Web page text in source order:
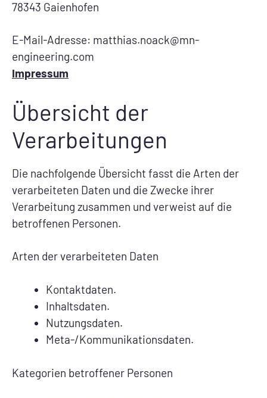
78343 Gaienhofen
E-Mail-Adresse: matthias.noack@mn-
engineering.com
Impressum
Übersicht der
Verarbeitungen
Die nachfolgende Übersicht fasst die Arten der
verarbeiteten Daten und die Zwecke ihrer
Verarbeitung zusammen und verweist auf die
betroffenen Personen.
Arten der verarbeiteten Daten
Kontaktdaten.
Inhaltsdaten.
Nutzungsdaten.
Meta-/Kommunikationsdaten.
Kategorien betroffener Personen